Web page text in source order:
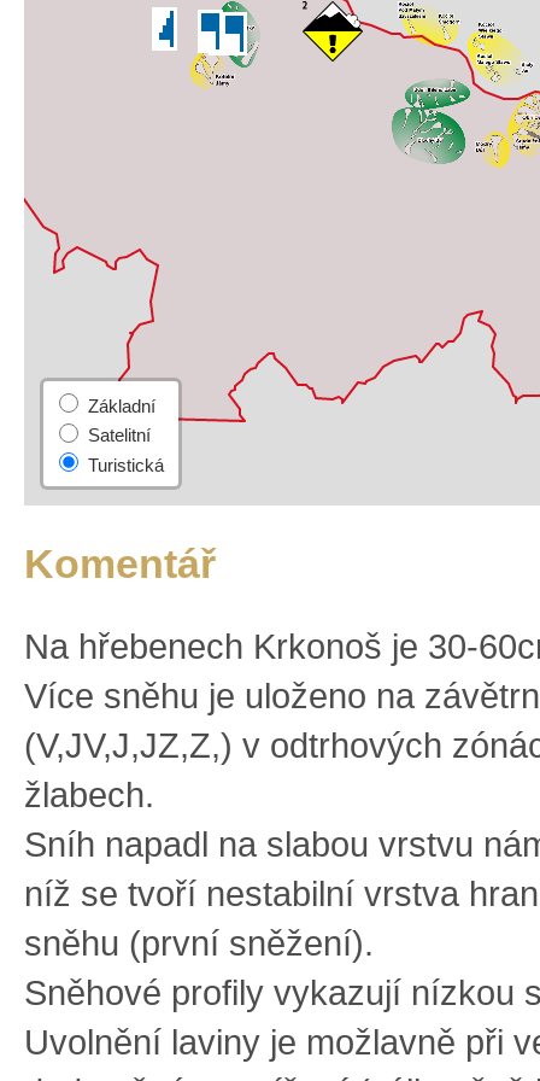
Komentář
Na hřebenech Krkonoš je 30-
Více sněhu je uloženo na
(V,JV,J,JZ,Z,) v odtrhových
žlabech.
Sníh napadl na slabou vrstvu
níž se tvoří nestabilní vrstva
sněhu (první sněžení).
Sněhové profily vykazují nízkou
Uvolnění laviny je možlavně při